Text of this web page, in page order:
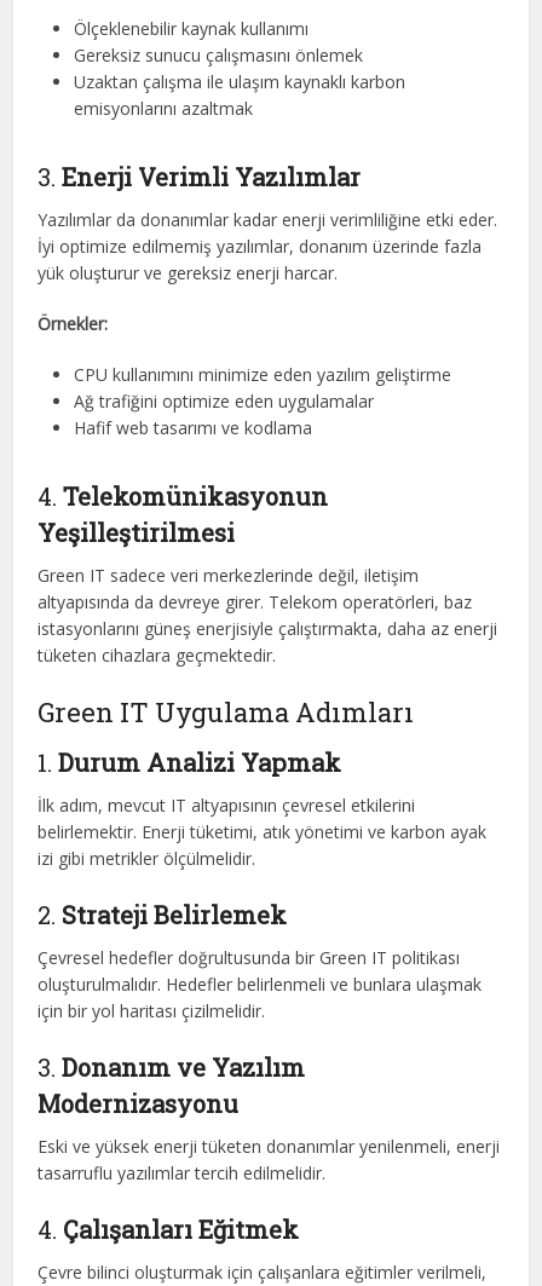
Ölçeklenebilir kaynak kullanımı
Gereksiz sunucu çalışmasını önlemek
Uzaktan çalışma ile ulaşım kaynaklı karbon
emisyonlarını azaltmak
3.Enerji Verimli Yazılımlar
Yazılımlar da donanımlar kadar enerji verimliliğine etki eder.
İyi optimize edilmemiş yazılımlar, donanım üzerinde fazla
yük oluşturur ve gereksiz enerji harcar.
Örnekler:
CPU kullanımını minimize eden yazılım geliştirme
Ağ trafiğini optimize eden uygulamalar
Hafif web tasarımı ve kodlama
4.Telekomünikasyonun
Yeşilleştirilmesi
Green IT sadece veri merkezlerinde değil, iletişim
altyapısında da devreye girer. Telekom operatörleri, baz
istasyonlarını güneş enerjisiyle çalıştırmakta, daha az enerji
tüketen cihazlara geçmektedir.
Green IT Uygulama Adımları
1.Durum Analizi Yapmak
İlk adım, mevcut IT altyapısının çevresel etkilerini
belirlemektir. Enerji tüketimi, atık yönetimi ve karbon ayak
izi gibi metrikler ölçülmelidir.
2. Strateji Belirlemek
Çevresel hedefler doğrultusunda bir Green IT politikası
oluşturulmalıdır. Hedefler belirlenmeli ve bunlara ulaşmak
için bir yol haritası çizilmelidir.
3.Donanım ve Yazılım
Modernizasyonu
Eski ve yüksek enerji tüketen donanımlar yenilenmeli, enerji
tasarruflu yazılımlar tercih edilmelidir.
4. Çalışanları Eğitmek
Çevre bilinci oluşturmak için çalışanlara eğitimler verilmeli,